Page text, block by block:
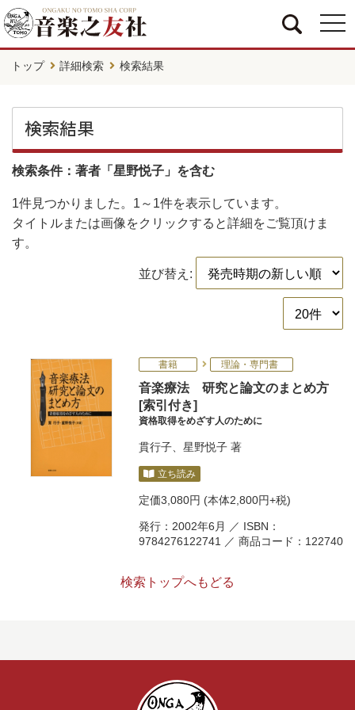
トップ 詳細検索 検索結果
検索結果
検索条件：著者「星野悦子」を含む
1件見つかりました。 1～1件を表示しています。
タイトルまたは画像をクリックすると詳細をご覧頂けま
す。
並び替え:
書籍 理論・専門書
音楽療法 研究と論文のまとめ方
[索引付き]
資格取得をめざす人のために
貫行子 星野悦子 著
立ち読み
定価3,080円 (本体2,800円+税)
発行：2002年6月 ／ ISBN：
9784276122741 ／ 商品コード：122740
検索トップへもどる